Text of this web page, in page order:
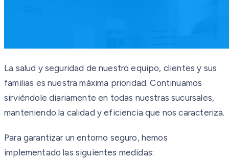
La salud y seguridad de nuestro equipo, clientes y sus
familias es nuestra máxima prioridad. Continuamos
sirviéndole diariamente en todas nuestras sucursales,
manteniendo la calidad y eficiencia que nos caracteriza.
Para garantizar un entorno seguro, hemos
implementado las siguientes medidas: